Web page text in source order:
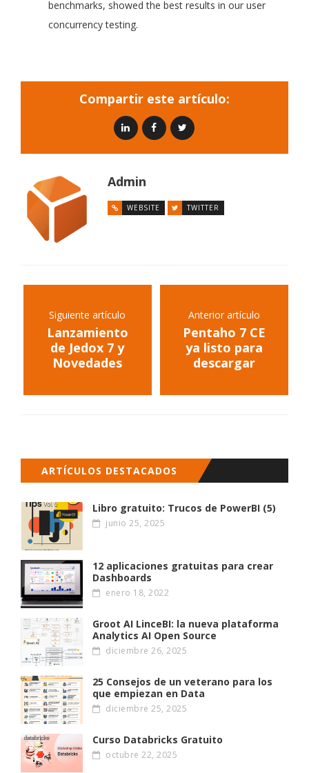
benchmarks, showed the best results in our user
concurrency testing.
Compartir este artículo:
Admin
WEBSITE TWITTER
Siguiente artículo
Lanzamiento
de Jedox 7 y
Novedades
Anterior artículo
Pentaho 7 CE
ya listo para
descargar
ARTÍCULOS DESTACADOS
Libro gratuito: Trucos de PowerBI (5)
junio 25, 2025
12 aplicaciones gratuitas para crear
Dashboards
enero 18, 2022
Groot AI LinceBI: la nueva plataforma
Analytics AI Open Source
diciembre 26, 2025
25 Consejos de un veterano para los
que empiezan en Data
diciembre 25, 2025
Curso Databricks Gratuito
octubre 22, 2025